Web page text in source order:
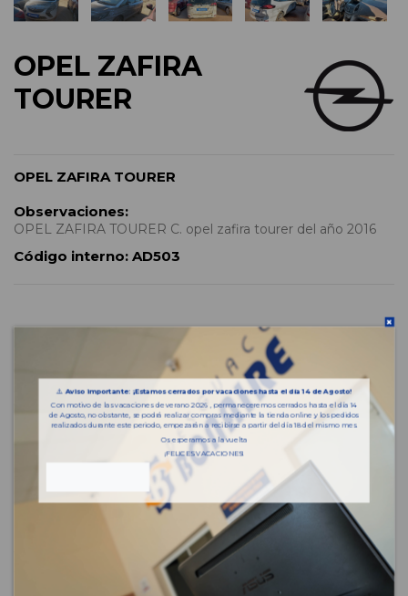
OPEL ZAFIRA
TOURER
OPEL ZAFIRA TOURER
Observaciones:
OPEL ZAFIRA TOURER C. opel zafira tourer del año 2016
Código interno: AD503
Características del vehículo
Año fabricación
2016
Código motor
B16DTH
Bastidor
W0LPC9E81G1021080
Color
BLANCO
Diesel
C
118CV 88KW
⚠️ Aviso importante: ¡Estamos cerrados por vacaciones hasta el día 14 de Agosto!
Con motivo de las vacaciones de verano 2026 , permaneceremos cerrados hasta el día 14
de Agosto, no obstante, se podrá realizar compras mediante la tienda online y los pedidos
realizados durante este periodo, empezarán a recibirse a partir del día 18 del mismo mes.
Os esperamos a la vuelta
¡FELICES VACACIONES!